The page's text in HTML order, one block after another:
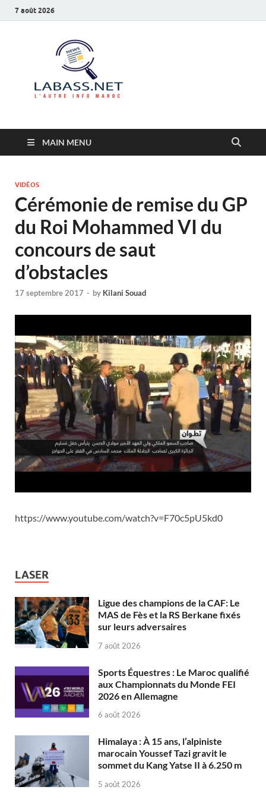
7 août 2026
MAIN MENU
VIDÉOS
Cérémonie de remise du GP
du Roi Mohammed VI du
concours de saut
d’obstacles
17 septembre 2017 - by Kilani Souad
https://www.youtube.com/watch?v=F70c5pU5kd0
LASER
Ligue des champions de la CAF: Le
MAS de Fès et la RS Berkane fixés
sur leurs adversaires
7 août 2026
Sports Équestres : Le Maroc qualifié
aux Championnats du Monde FEI
2026 en Allemagne
6 août 2026
Himalaya : À 15 ans, l’alpiniste
marocain Youssef Tazi gravit le
sommet du Kang Yatse II à 6.250 m
5 août 2026